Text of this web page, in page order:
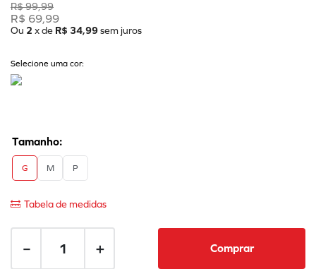
R$99,99
R$ 69,99
Ou 2 x de R$ 34,99sem juros
Selecione uma cor:
G M P
Tabela de medidas
＋
－ Comprar